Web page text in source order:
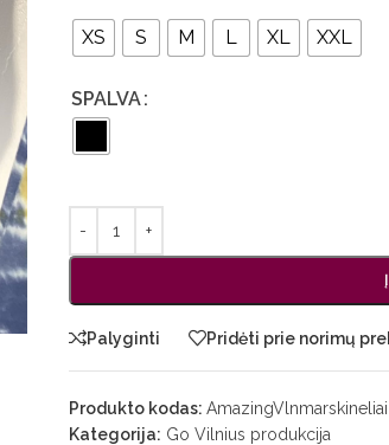
XS S M L XL XXL
SPALVA
Palyginti Pridėti prie norimų
Produkto kodas: AmazingVlnmarskineliai
Kategorija: Go Vilnius produkcija